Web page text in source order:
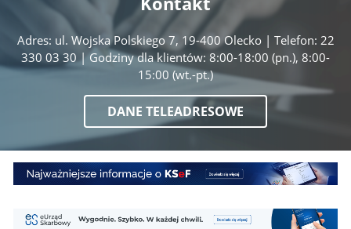
Adres: ul. Wojska Polskiego 7, 19-400 Olecko | Telefon: 22
330 03 30 | Godziny dla klientów: 8:00-18:00 (pn.), 8:00-
15:00 (wt.-pt.)
DANE TELEADRESOWE
Baner
1
Baner